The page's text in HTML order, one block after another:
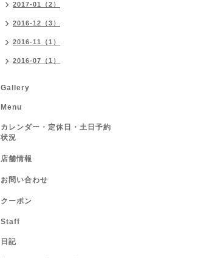
2017-01（2）
2016-12（3）
2016-11（1）
2016-07（1）
Gallery
Menu
カレンダー・定休日・土日予約
状況
店舗情報
お問い合わせ
クーポン
Staff
日記